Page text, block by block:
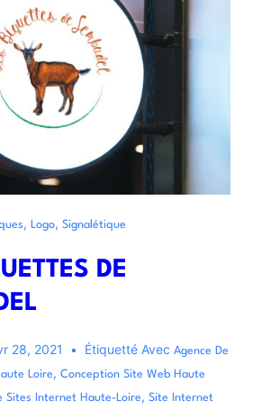
, Logo, Signalétique
DE
28, 2021 Étiquetté AvecAgence De
Loire, Conception Site Web Haute
Sites Internet Haute-Loire, Site Internet